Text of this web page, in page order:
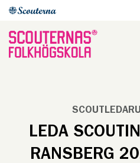
LEDA
RANSBERG